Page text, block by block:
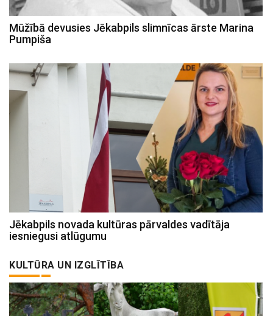
Mūžībā devusies Jēkabpils slimnīcas ārste Marina
Pumpiša
Jēkabpils novada kultūras pārvaldes vadītāja
iesniegusi atlūgumu
KULTŪRA UN IZGLĪTĪBA